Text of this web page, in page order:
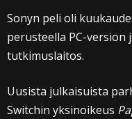
Sonyn peli oli
perusteella PC-version
tutkimuslaitos.
Uusista julkaisuista
Switchin yksinoikeus